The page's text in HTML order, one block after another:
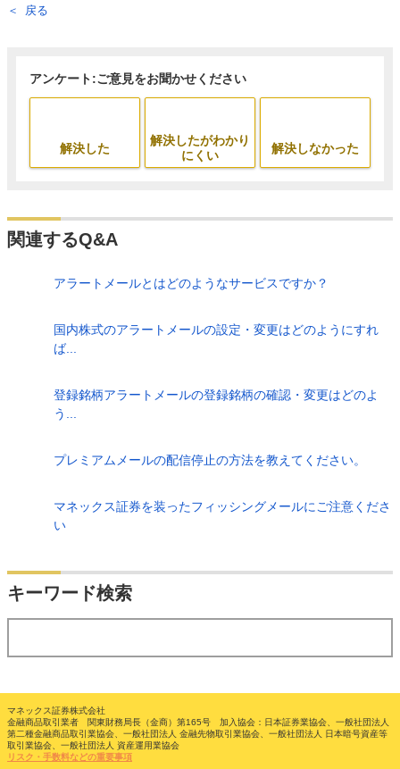
戻る
アンケート:ご意見をお聞かせください
解決した
解決したがわかり
にくい
解決しなかった
関連するQ&A
アラートメールとはどのようなサービスですか？
国内株式のアラートメールの設定・変更はどのようにすれ
ば...
登録銘柄アラートメールの登録銘柄の確認・変更はどのよ
う...
プレミアムメールの配信停止の方法を教えてください。
マネックス証券を装ったフィッシングメールにご注意くださ
い
キーワード検索
マネックス証券株式会社
金融商品取引業者 関東財務局長（金商）第165号 加入協会：日本証券業協会、一般社団法人
第二種金融商品取引業協会、一般社団法人 金融先物取引業協会、一般社団法人 日本暗号資産等
取引業協会、一般社団法人 資産運用業協会
リスク・手数料などの重要事項